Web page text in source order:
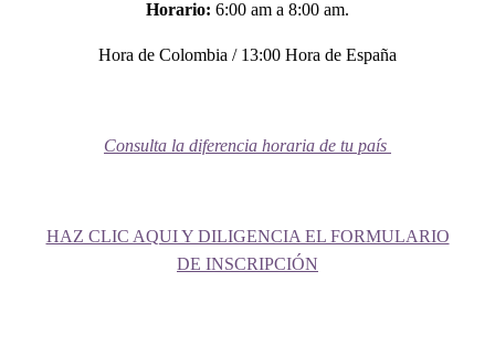
Horario: 6:00 am a 8:00 am.
Hora de Colombia / 13:00 Hora de España
Consulta la diferencia horaria de tu país
HAZ CLIC AQUI Y DILIGENCIA EL FORMULARIO
DE INSCRIPCIÓN